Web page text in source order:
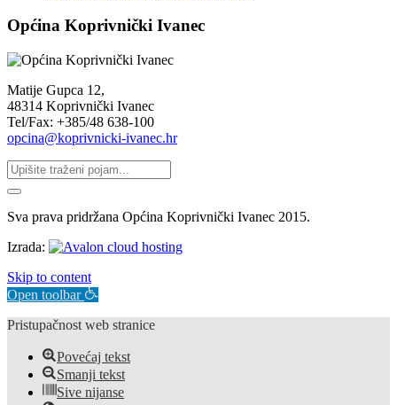
Općina Koprivnički Ivanec
Matije Gupca 12,
48314 Koprivnički Ivanec
Tel/Fax: +385/48 638-100
opcina@koprivnicki-ivanec.hr
Sva prava pridržana Općina Koprivnički Ivanec 2015.
Izrada:
Skip to content
Open toolbar
Pristupačnost web stranice
Povećaj tekst
Smanji tekst
Sive nijanse